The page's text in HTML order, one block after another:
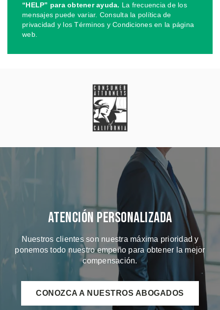
“HELP” para obtener ayuda. La frecuencia de los
mensajes puede variar. Consulta la política de
privacidad y los Términos y Condiciones en la página
web.
Atención Personalizada
Nuestros clientes son nuestra máxima prioridad y
ponemos todo nuestro empeño para obtener la mejor
compensación.
CONOZCA A NUESTROS ABOGADOS